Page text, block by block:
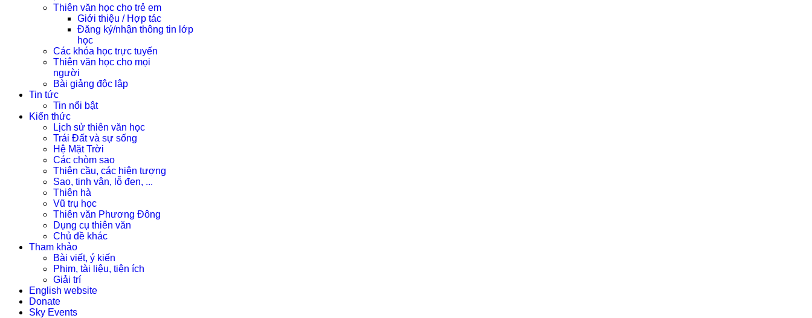
Thiên văn học cho trẻ em
Giới thiệu / Hợp tác
Đăng ký/nhận thông tin lớp
học
Các khóa học trực tuyến
Thiên văn học cho mọi
người
Bài giảng độc lập
Tin tức
Tin nổi bật
Kiến thức
Lịch sử thiên văn học
Trái Đất và sự sống
Hệ Mặt Trời
Các chòm sao
Thiên cầu, các hiện tượng
Sao, tinh vân, lỗ đen, ...
Thiên hà
Vũ trụ học
Thiên văn Phương Đông
Dụng cụ thiên văn
Chủ đề khác
Tham khảo
Bài viết, ý kiến
Phim, tài liệu, tiện ích
Giải trí
English website
Donate
Sky Events